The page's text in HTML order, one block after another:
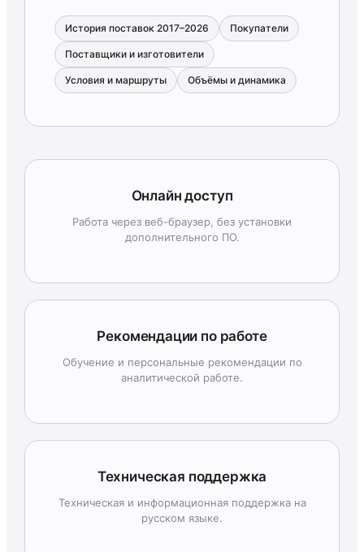
История поставок 2017–2026 Покупатели
Поставщики и изготовители
Условия и маршруты Объёмы и динамика
Онлайн доступ
Работа через веб-браузер, без установки
дополнительного ПО.
Рекомендации по работе
Обучение и персональные рекомендации по
аналитической работе.
Техническая поддержка
Техническая и информационная поддержка на
русском языке.